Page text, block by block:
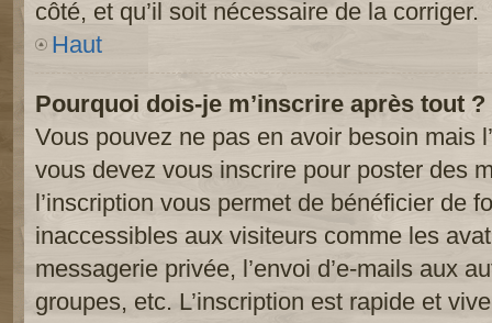
côté, et qu’il soit nécessaire de la corriger.
Haut
Pourquoi dois-je m’inscrire après tout ?
Vous pouvez ne pas en avoir besoin mais
vous devez vous inscrire pour poster des
l’inscription vous permet de bénéficier de
inaccessibles aux visiteurs comme les
messagerie privée, l’envoi d’e-mails aux
groupes, etc. L’inscription est rapide et